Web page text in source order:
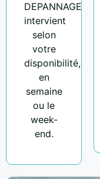
DEPANNAGE
intervient
selon
votre
disponibilité,
en
semaine
ou le
week-
end.